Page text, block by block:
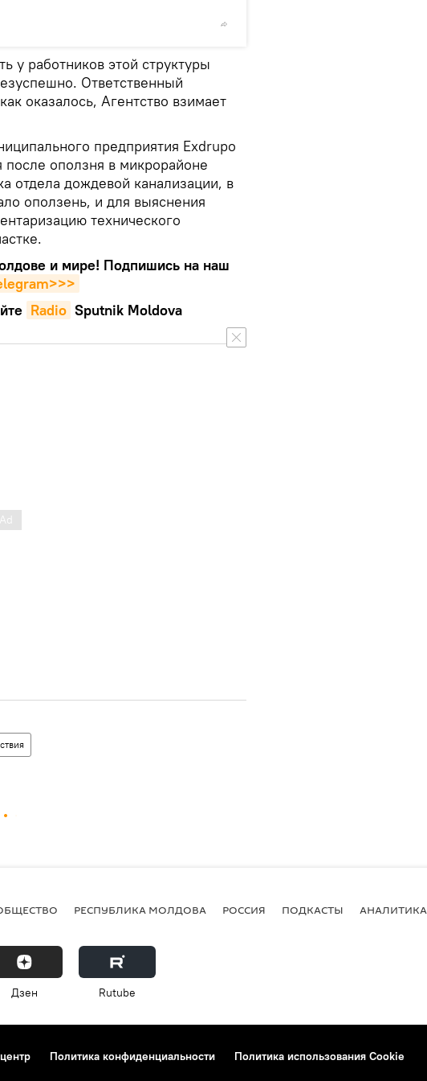
у работников этой структуры
Ответственный
оказалось, Агентство взимает
предприятия Exdrupo
оползня в микрорайоне
отдела дождевой канализации, в
оползень, и для выяснения
технического
и мире! Подпишись на наш
Radio Sputnik Moldova
РЕСПУБЛИКА МОЛДОВА РОССИЯ ПОДКАСТЫ АНАЛИТИКА
Дзен Rutube
Политика конфиденциальности
Политика использования Cookie